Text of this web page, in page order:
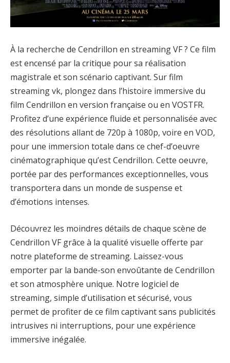
À la recherche de Cendrillon en streaming VF ? Ce film
est encensé par la critique pour sa réalisation
magistrale et son scénario captivant. Sur film
streaming vk, plongez dans l’histoire immersive du
film Cendrillon en version française ou en VOSTFR.
Profitez d’une expérience fluide et personnalisée avec
des résolutions allant de 720p à 1080p, voire en VOD,
pour une immersion totale dans ce chef-d’oeuvre
cinématographique qu’est Cendrillon. Cette oeuvre,
portée par des performances exceptionnelles, vous
transportera dans un monde de suspense et
d’émotions intenses.
Découvrez les moindres détails de chaque scène de
Cendrillon VF grâce à la qualité visuelle offerte par
notre plateforme de streaming. Laissez-vous
emporter par la bande-son envoûtante de Cendrillon
et son atmosphère unique. Notre logiciel de
streaming, simple d’utilisation et sécurisé, vous
permet de profiter de ce film captivant sans publicités
intrusives ni interruptions, pour une expérience
immersive inégalée.